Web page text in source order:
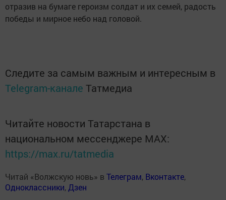
отразив на бумаге героизм солдат и их семей, радость
победы и мирное небо над головой.
Следите за самым важным и интересным в
Telegram-канале Татмедиа
Читайте новости Татарстана в
национальном мессенджере MАХ:
https://max.ru/tatmedia
Читай «Волжскую новь» в Телеграм, Вконтакте,
Одноклассники, Дзен